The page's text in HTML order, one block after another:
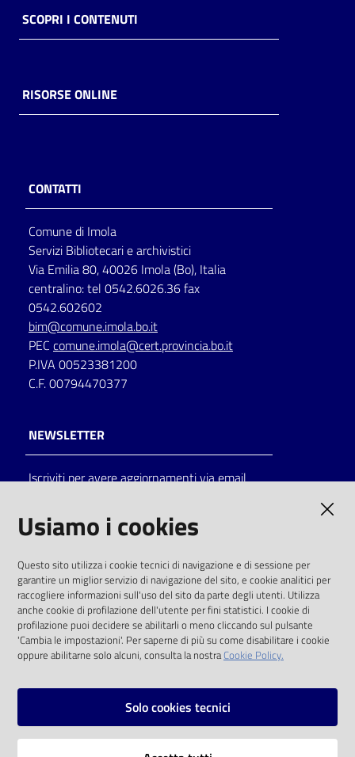
SCOPRI I CONTENUTI
RISORSE ONLINE
CONTATTI
Comune di Imola
Servizi Bibliotecari e archivistici
Via Emilia 80, 40026 Imola (Bo), Italia
centralino: tel 0542.6026.36 fax
0542.602602
bim@comune.imola.bo.it
PEC comune.imola@cert.provincia.bo.it
P.IVA 00523381200
C.F. 00794470377
NEWSLETTER
Iscriviti per avere aggiornamenti via email
solo alle condizioni previste dalla direttiva
comunitaria 2003/98/CE e dal d.lgs. 36/2006
SOCIAL
Instagram
Usiamo i cookies
Questo sito utilizza i cookie tecnici di navigazione e di sessione per
garantire un miglior servizio di navigazione del sito, e cookie analitici per
raccogliere informazioni sull'uso del sito da parte degli utenti. Utilizza
anche cookie di profilazione dell'utente per fini statistici. I cookie di
profilazione puoi decidere se abilitarli o meno cliccando sul pulsante
'Cambia le impostazioni'. Per saperne di più su come disabilitare i cookie
oppure abilitarne solo alcuni, consulta la nostraCookie Policy.
Solo cookies tecnici